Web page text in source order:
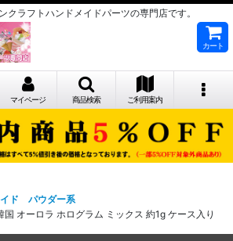
クラフトハンドメイドパーツの専門店です。
カート
マイページ 商品検索 ご利用案内
イド パウダー系
国 オーロラ ホログラム ミックス 約1g ケース入り